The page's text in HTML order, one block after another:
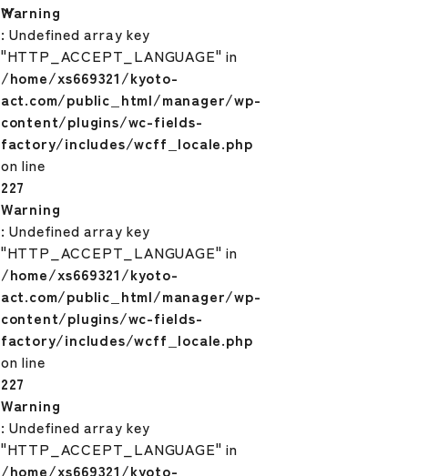
Warning
: Undefined array key
"HTTP_ACCEPT_LANGUAGE" in
/home/xs669321/kyoto-
act.com/public_html/manager/wp-
content/plugins/wc-fields-
factory/includes/wcff_locale.php
on line
227
Warning
: Undefined array key
"HTTP_ACCEPT_LANGUAGE" in
/home/xs669321/kyoto-
act.com/public_html/manager/wp-
content/plugins/wc-fields-
factory/includes/wcff_locale.php
on line
227
Warning
: Undefined array key
"HTTP_ACCEPT_LANGUAGE" in
/home/xs669321/kyoto-